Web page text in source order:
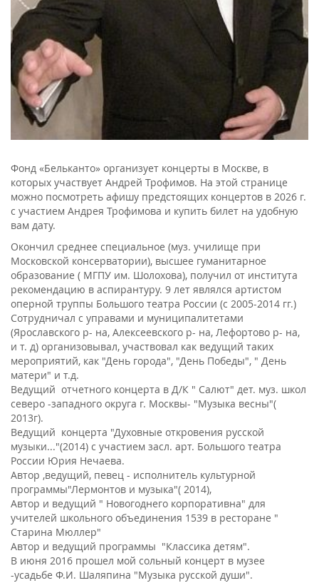
Фонд «Бельканто» организует концерты в Москве, в
которых участвует Андрей Трофимов. На этой странице
можно посмотреть афишу предстоящих концертов в 2026 г.
с участием Андрея Трофимова и купить билет на удобную
вам дату.
Окончил среднее специальное (муз. училище при
Московской консерватории), высшее гуманитарное
образование ( МГПУ им. Шолохова), получил от института
рекомендацию в аспирантуру. 9 лет являлся артистом
оперной труппы Большого театра России (с 2005-2014 гг.)
Сотрудничал с управами и муниципалитетами
(Ярославского р- на, Алексеевского р- на, Лефортово р- на,
и т. д) организовывал, участвовал как ведущий таких
мероприятий, как "День города", "День Победы", " День
матери" и т.д.
Ведущий отчетного концерта в Д/К " Салют" дет. муз. школ
северо -западного округа г. Москвы- "Музыка весны"(
2013г).
Ведущий концерта "Духовные откровения русской
музыки..."(2014) с участием засл. арт. Большого театра
России Юрия Нечаева.
Автор ,ведущий, певец - исполнитель культурной
программы"Лермонтов и музыка"( 2014),
Автор и ведущий " Новогоднего корпоративна" для
учителей школьного объединения 1539 в ресторане "
Старина Мюллер"
Автор и ведущий программы "Классика детям".
В июня 2016 прошел мой сольный концерт в музее
-усадьбе Ф.И. Шаляпина "Музыка русской души".